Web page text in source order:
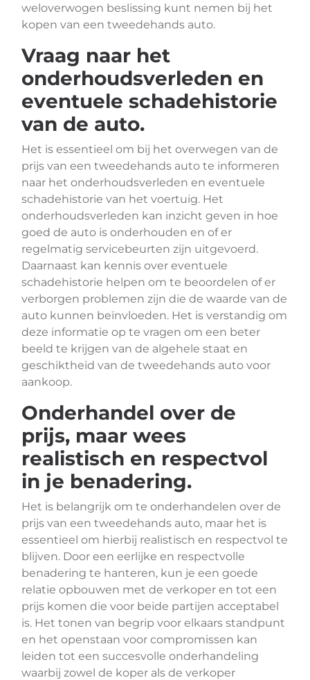
weloverwogen beslissing kunt nemen bij het
kopen van een tweedehands auto.
Vraag naar het
onderhoudsverleden en
eventuele schadehistorie
van de auto.
Het is essentieel om bij het overwegen van de
prijs van een tweedehands auto te informeren
naar het onderhoudsverleden en eventuele
schadehistorie van het voertuig. Het
onderhoudsverleden kan inzicht geven in hoe
goed de auto is onderhouden en of er
regelmatig servicebeurten zijn uitgevoerd.
Daarnaast kan kennis over eventuele
schadehistorie helpen om te beoordelen of er
verborgen problemen zijn die de waarde van de
auto kunnen beïnvloeden. Het is verstandig om
deze informatie op te vragen om een beter
beeld te krijgen van de algehele staat en
geschiktheid van de tweedehands auto voor
aankoop.
Onderhandel over de
prijs, maar wees
realistisch en respectvol
in je benadering.
Het is belangrijk om te onderhandelen over de
prijs van een tweedehands auto, maar het is
essentieel om hierbij realistisch en respectvol te
blijven. Door een eerlijke en respectvolle
benadering te hanteren, kun je een goede
relatie opbouwen met de verkoper en tot een
prijs komen die voor beide partijen acceptabel
is. Het tonen van begrip voor elkaars standpunt
en het openstaan voor compromissen kan
leiden tot een succesvolle onderhandeling
waarbij zowel de koper als de verkoper